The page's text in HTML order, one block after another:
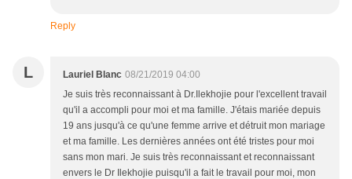
Reply
L Lauriel Blanc 08/21/2019 04:00
Je suis très reconnaissant à Dr.Ilekhojie pour l'excellent travail
qu'il a accompli pour moi et ma famille. J'étais mariée depuis
19 ans jusqu'à ce qu'une femme arrive et détruit mon mariage
et ma famille. Les dernières années ont été tristes pour moi
sans mon mari. Je suis très reconnaissant et reconnaissant
envers le Dr Ilekhojie puisqu'il a fait le travail pour moi, mon